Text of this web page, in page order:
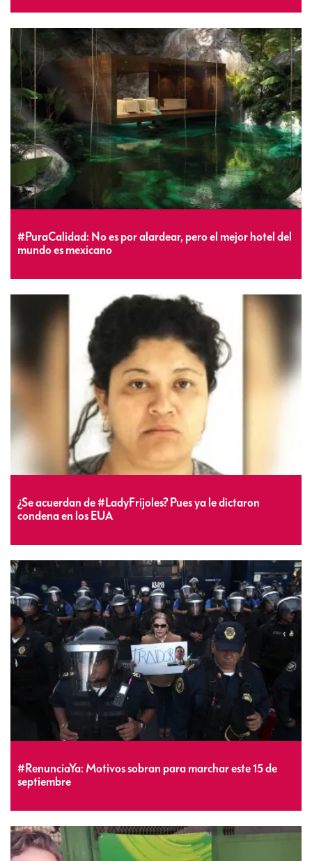
#PuraCalidad: No es por alardear, pero el mejor hotel del
mundo es mexicano
¿Se acuerdan de #LadyFrijoles? Pues ya le dictaron
condena en los EUA
#RenunciaYa: Motivos sobran para marchar este 15 de
septiembre